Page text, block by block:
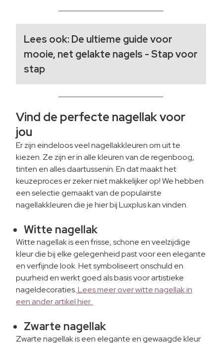
Lees ook:De ultieme guide voor
mooie, net gelakte nagels - Stap voor
stap
Vind de perfecte nagellak voor
jou
Er zijn eindeloos veel nagellakkleuren om uit te
kiezen. Ze zijn er in alle kleuren van de regenboog,
tinten en alles daartussenin. En dat maakt het
keuzeproces er zeker niet makkelijker op! We hebben
een selectie gemaakt van de populairste
nagellakkleuren die je hier bij Luxplus kan vinden.
Witte nagellak
Witte nagellak is een frisse, schone en veelzijdige
kleur die bij elke gelegenheid past voor een elegante
en verfijnde look. Het symboliseert onschuld en
puurheid en werkt goed als basis voor artistieke
nageldecoraties.Lees meer over witte nagellak in
een ander artikel hier.
Zwarte nagellak
Zwarte nagellak is een elegante en gewaagde kleur